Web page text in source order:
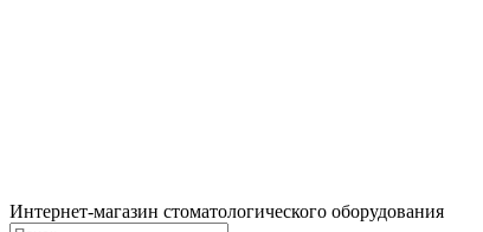
Интернет-магазин стоматологического оборудования